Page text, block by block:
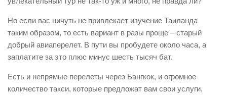
Но если вас ничуть не привлекает изучение Таиланда
таким образом, то есть вариант в разы проще – старый
добрый авиаперелет. В пути вы пробудете около часа, а
заплатите за это плюс минус шесть тысяч бат.
Есть и непрямые перелеты через Бангкок, и огромное
количество такси, которые предложат вам свои услуги,